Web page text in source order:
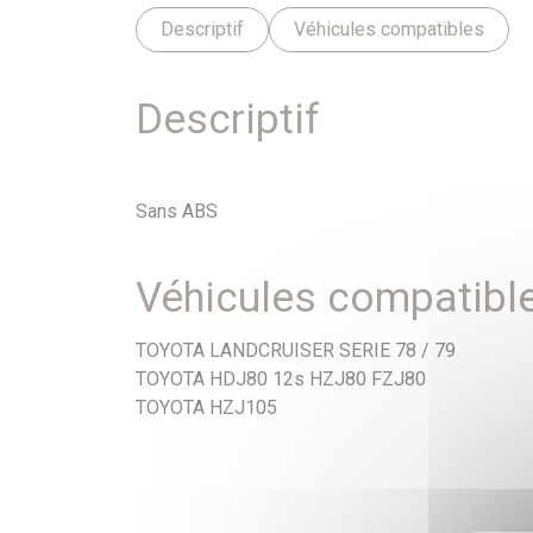
Descriptif Véhicules compatibles
Descriptif
Sans ABS
Véhicules
TOYOTA LANDCRUISER SERIE 78 / 79
TOYOTA HDJ80 12s HZJ80 FZJ80
TOYOTA HZJ105